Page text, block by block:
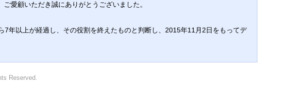
愛顧いただき誠にありがとうございました。
年以上が経過し、その役割を終えたものと判断し、2015年11月2日をもってデ
Reserved.